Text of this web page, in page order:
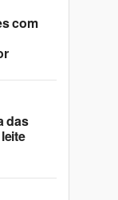
com
das